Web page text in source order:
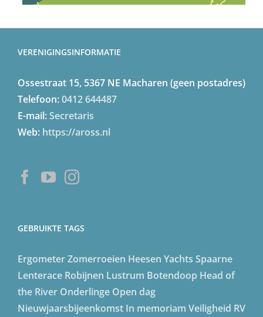
VERENIGINGSINFORMATIE
Ossestraat 15, 5367 NE Macharen (geen postadres)
Telefoon:0412 644487
E-mail:Secretaris
Web: https://aross.nl
GEBRUIKTE TAGS
ErgometerZomerroeien Heesen Yachts Spaarne
Lenterace Robijnen Lustrum Botendoop Head of
the River Onderlinge Open dag
Nieuwjaarsbijeenkomst In memoriam Veiligheid RV